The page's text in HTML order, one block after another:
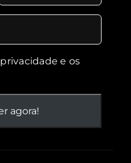
privacidade e os